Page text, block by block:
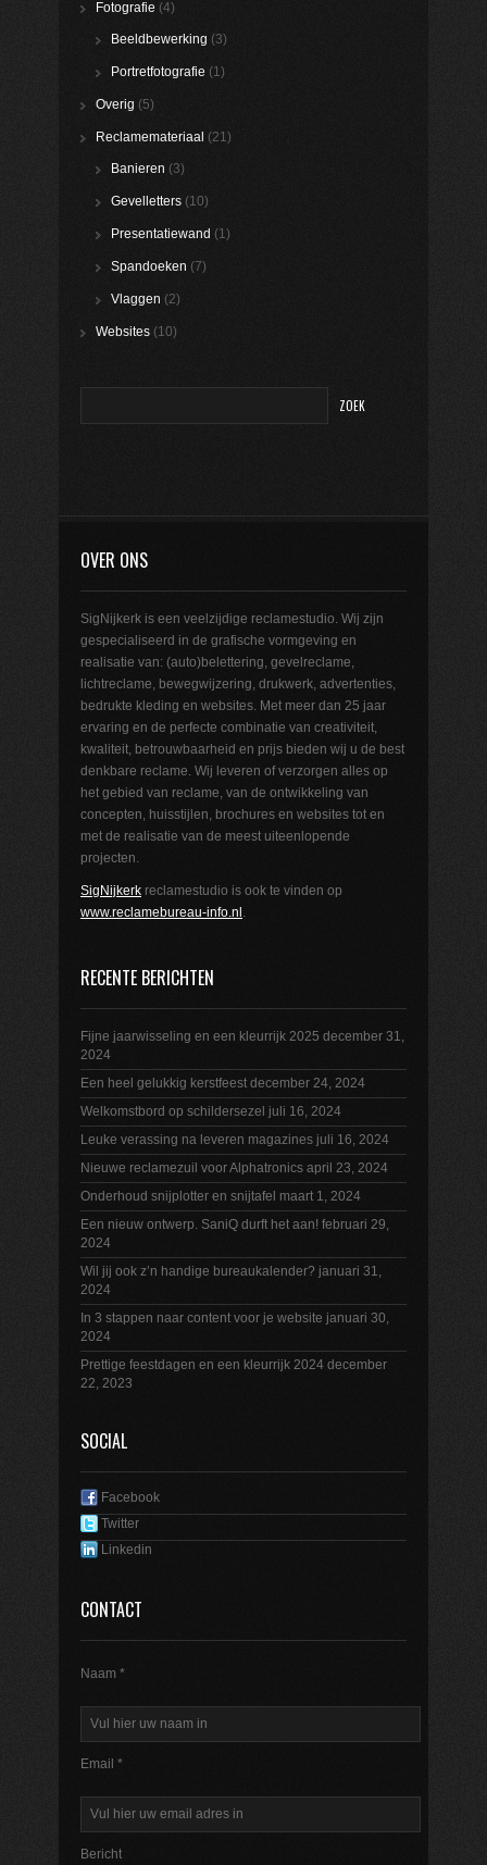
Fotografie (4)
Beeldbewerking (3)
Portretfotografie (1)
Overig (5)
Reclamemateriaal (21)
Banieren (3)
Gevelletters (10)
Presentatiewand (1)
Spandoeken (7)
Vlaggen (2)
Websites (10)
OVER ONS
SigNijkerk is een veelzijdige reclamestudio. Wij zijn
gespecialiseerd in de grafische vormgeving en
realisatie van: (auto)belettering, gevelreclame,
lichtreclame, bewegwijzering, drukwerk, advertenties,
bedrukte kleding en websites. Met meer dan 25 jaar
ervaring en de perfecte combinatie van creativiteit,
kwaliteit, betrouwbaarheid en prijs bieden wij u de best
denkbare reclame. Wij leveren of verzorgen alles op
het gebied van reclame, van de ontwikkeling van
concepten, huisstijlen, brochures en websites tot en
met de realisatie van de meest uiteenlopende
projecten.
SigNijkerk reclamestudio is ook te vinden op
www.reclamebureau-info.nl .
RECENTE BERICHTEN
Fijne jaarwisseling en een kleurrijk 2025 december 31,
2024
Een heel gelukkig kerstfeest december 24, 2024
Welkomstbord op schildersezel juli 16, 2024
Leuke verassing na leveren magazines juli 16, 2024
Nieuwe reclamezuil voor Alphatronics april 23, 2024
Onderhoud snijplotter en snijtafel maart 1, 2024
Een nieuw ontwerp. SaniQ durft het aan! februari 29,
2024
Wil jij ook z’n handige bureaukalender? januari 31,
2024
In 3 stappen naar content voor je website januari 30,
2024
Prettige feestdagen en een kleurrijk 2024 december
22, 2023
SOCIAL
Facebook
Twitter
Linkedin
CONTACT
Naam *
Email *
Bericht